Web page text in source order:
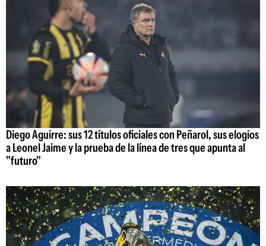
Diego Aguirre: sus 12 títulos oficiales con Peñarol, sus elogios
a Leonel Jaime y la prueba de la línea de tres que apunta al
"futuro"